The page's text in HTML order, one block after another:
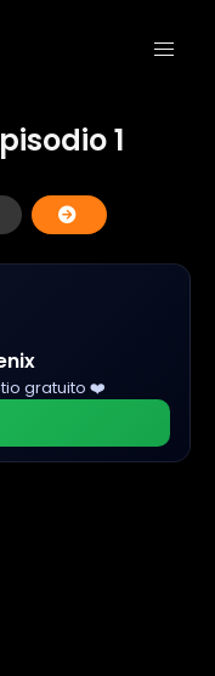
1
gratuito ❤️